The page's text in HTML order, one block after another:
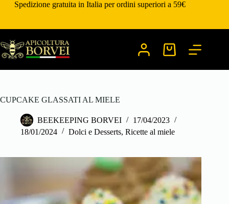
SaltaSpedizione gratuita in Italia per ordini superiori a 59€
Carrello
CUPCAKE GLASSATI AL MIELE
BEEKEEPING BORVEI
17/04/2023
18/01/2024
Dolci e Desserts, Ricette al miele